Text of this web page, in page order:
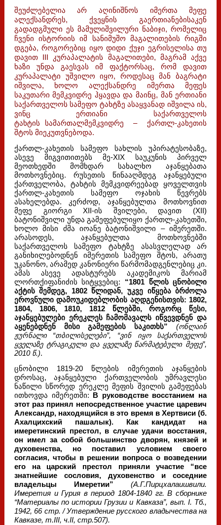
შეუძლებელია არ აღინიშნოს იმერთა მეფე
ალექსანდრეს, ქვეყნის გაერთიანებისაკენ
გადადგმული ეს მამულიშვილური ნაბიჯი, რომელიც
ჩვენი ისტორიის იმ სანიმუშო მაგალითების რიგში
დგება, როგორებიც იყო დიდი ქუჯი ეგრისელისა თუ
დავით III კურაპალატის მაგალითები, მაგრამ აქვე
ხაზი უნდა გაესვას იმ ფაქტორსაც, რომ დავით
კურაპალატი უშვილო იყო, როდესაც მან ბაგრატი
იშვილა, ხოლო ალექსანდრე იმერთა მეფეს
საკუთარი მემკვიდრე ჰყავდა და მაინც, მან ერთიანი
საქართველოს სამეფო ტახტზე ასაყვანად იშვილა ის,
ვინც ერთიანი საქართველოს
ტახტის სამართალმემკვიდრე – ქართლ-კახეთის
შტოს მიეკუთვნებოდა.
ქართლ-კახეთის სამეფო სახლის უპირატესობაზე,
ასევე მიგვითითებს მე-XIX საუკუნის პირველ
მეოთხედში მომხდარ სახალხო აჯანყებათა
მოთხოვნებიც. რუსეთის წინააღმდეგ აჯანყებული
ქართველობა, ტახტის მემკვიდრეებად ყოველთვის
ქართლ-კახეთის სამეფო ოჯახის წევრებს
ასახელებდა. კერძოდ, აჯანყებულთა მოთხოვნით
მეფე გიორგი XII-ის შვილები, დავით (XII)
ბატონიშვილი უნდა გამეფებულიყო ქართლ-კახეთში,
ხოლო მისი ძმა იოანე ბატონიშვილი – იმერეთში.
არასოდეს, აჯანყებულთა მოთხოვნებში
საქართველოს სამეფო ტახტზე ასასვლელად არ
განიხილებოდნენ იმერეთის სამეფო შტოს, არათუ
უკანონო, არამედ კანონიერი წარმომადგენლებიც კი.
ამას ასევე ადასტურებს აკადემიკოს მარიამ
ლორთქიფანიძის სიტყვებიც: “1801 წლის ცნობილი
აქტის შემდეგ, 1802 წლიდან, უკვე იწყება ბრძოლა
ეროვნული დამოუკიდებლობის აღდგენისთვის: 1802,
1804, 1806, 1810, 1812 წლებში, როგორც წესი,
აჯანყებულები ერეკლეს ჩამომავალს იწვევდნენ და
აყენებდნენ მისი გამეფების საკითხს”
(ონლაინ
ჟურნალი “თბილისელები”, “ვინ იყო საქართველოს
ყველაზე ტრაგიკული და ყველაზე წარმატებული მეფე”,
2010 წ.).
ცნობილი 1819-20 წლების იმერეთის აჯანყების
დროსაც, აჯანყებული ქართველობის უმრავლესი
ნაწილი სწორედ ერეკლე მეფის შვილის გამეფებას
ითხოვდა იმერეთში:
В руководстве восстанием на
этот раз принял непосредственное участие царевич
Александр, находящийся в это время в Хертвиси (б.
Ахалцихский пашалык). Как кандидат на
имеретинский престол, в случае удачи восстания,
он имел за собой большинство дворян, князей и
духовенства, но поставил условием своего
согласия, чтобы в решении вопроса о возведении
его на царский престол приняли участие “все
знатнейшие сословия, духовенство и соседние
владельцы Имеретии” (А.Г.Пирцхалаишвили.
Имеретия и Гурия в период 1804-1840 гг. В сборнике
“Материалы по истории Грузии и Кавказа”, вып. I. Тб.,
1942, 66 стр. / Утверждение русского владычества на
Кавказе, т.III, ч.II, стр.507).